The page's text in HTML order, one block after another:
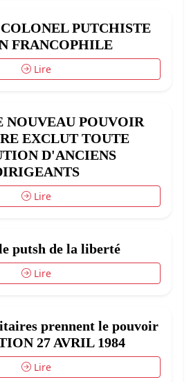
PUTCHISTE
FRANCOPHILE
Lire
NOUVEAU POUVOIR
EXCLUT TOUTE
D'ANCIENS
Lire
putsh de la liberté
Lire
prennent le pouvoir
27 AVRIL 1984
Lire